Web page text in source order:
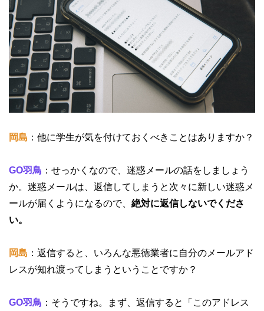
岡島 ：他に学生が気を付けておくべきことはありますか？
GO羽鳥 ：せっかくなので、迷惑メールの話をしましょう
か。迷惑メールは、返信してしまうと次々に新しい迷惑メ
ールが届くようになるので、 絶対に返信しないでくださ
い。
岡島 ：返信すると、いろんな悪徳業者に自分のメールアド
レスが知れ渡ってしまうということですか？
GO羽鳥 ：そうですね。まず、返信すると「このアドレス